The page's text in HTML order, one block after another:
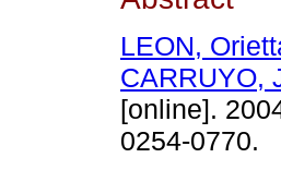
LEON,
CARRUYO,
[online].
0254-0770.